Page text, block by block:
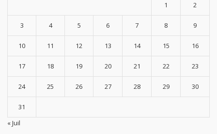
1 2
3 4 5 6 7 8 9
10 11 12 13 14 15 16
17 18 19 20 21 22 23
24 25 26 27 28 29 30
31
« Juil